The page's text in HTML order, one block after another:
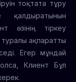
тоқтата тұру
өзінің тіркеу
ақпаратты
Егер мұндай
Клиент Бұл